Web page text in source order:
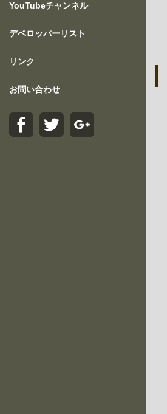
YouTubeチャンネル
デベロッパーリスト
リンク
お問い合わせ